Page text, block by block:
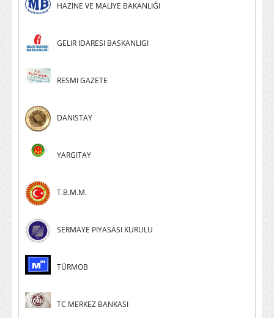
HAZİNE VE MALİYE BAKANLIĞI
GELIR IDARESI BASKANLIGI
RESMI GAZETE
DANISTAY
YARGITAY
T.B.M.M.
SERMAYE PIYASASI KURULU
TÜRMOB
TC MERKEZ BANKASI